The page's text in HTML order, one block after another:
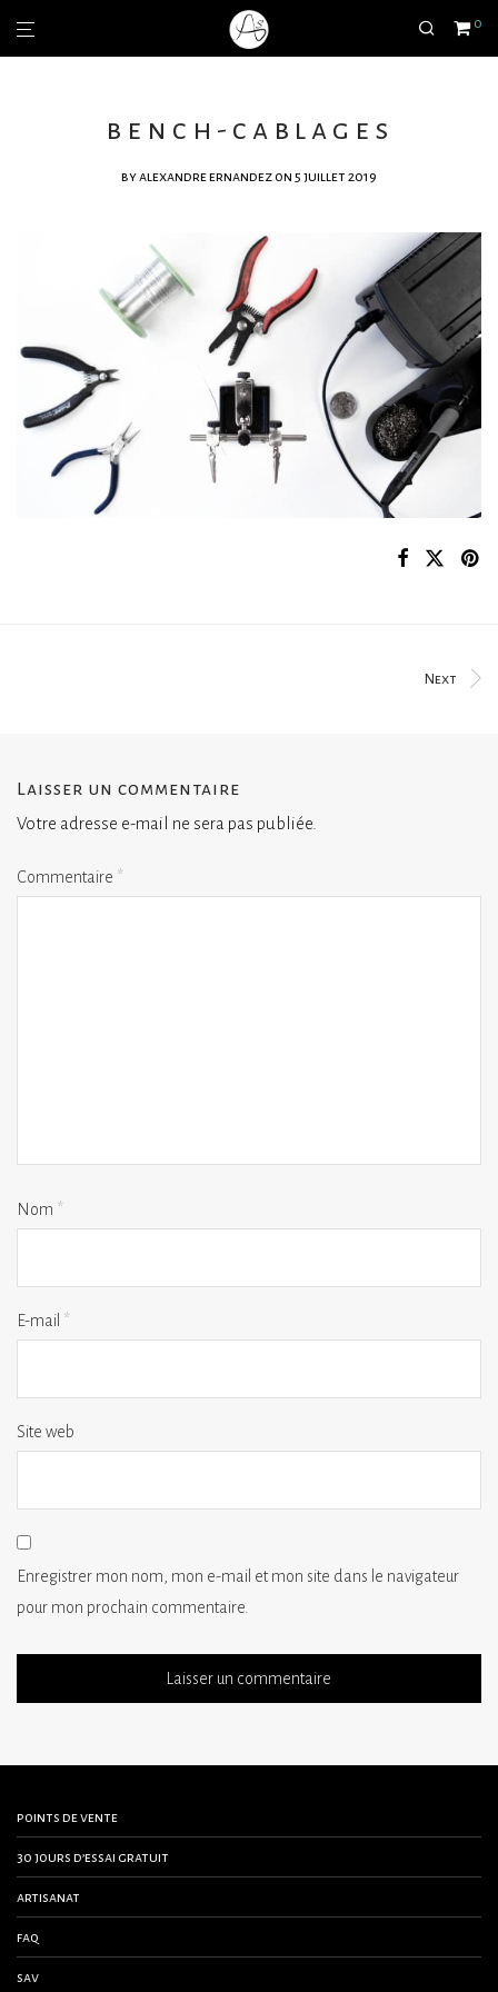
0
bench-cablages
byalexandre ernandez on 5 juillet 2019
Next
Laisser un commentaire
Votre adresse e-mail ne sera pas publiée.
Commentaire *
Nom *
E-mail *
Site web
Enregistrer mon nom, mon e-mail et mon site dans le navigateur
pour mon prochain commentaire.
points de vente
30 jours d’essai gratuit
artisanat
faq
sav